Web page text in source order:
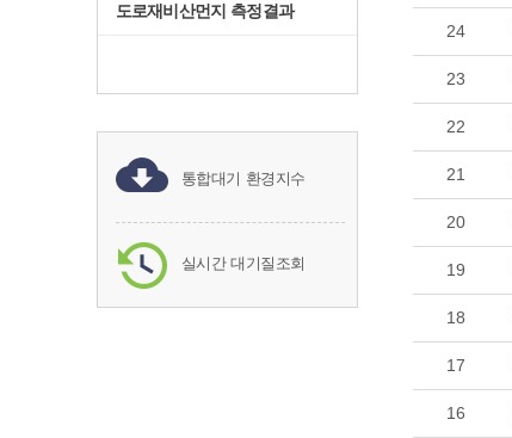
도로재비산먼지 측정결과
통합대기 환경지수
실시간 대기질조회
24
23
22
21
20
19
18
17
16